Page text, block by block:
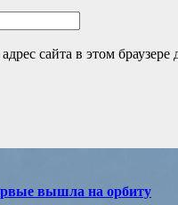
сайта в этом
вышла на орбиту